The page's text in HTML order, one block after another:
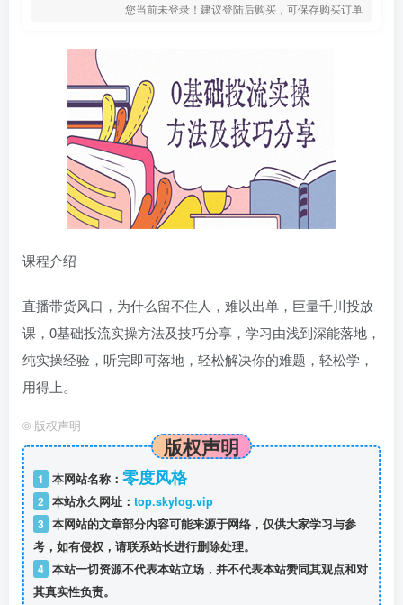
您当前未登录！建议登陆后购买，可保存购买订单
课程介绍
直播带货风口，为什么留不住人，难以出单，巨量千川投放
课，0基础投流实操方法及技巧分享，学习由浅到深能落地，
纯实操经验，听完即可落地，轻松解决你的难题，轻松学，
用得上。
© 版权声明
版权声明
1 本网站名称： 零度风格
2 本站永久网址： top.skylog.vip
3 本网站的文章部分内容可能来源于网络，仅供大家学习与参
考，如有侵权，请联系站长进行删除处理。
4 本站一切资源不代表本站立场，并不代表本站赞同其观点和对
其真实性负责。